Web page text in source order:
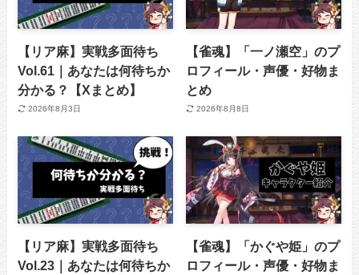
【リア麻】実戦多面待ち
Vol.61｜あなたは何待ちか
分かる？【Xまとめ】
2026年8月3日
【雀魂】「一ノ瀬空」のプ
ロフィール・声優・好物ま
とめ
2026年8月8日
【リア麻】実戦多面待ち
Vol.23｜あなたは何待ちか
【雀魂】「かぐや姫」のプ
ロフィール・声優・好物ま